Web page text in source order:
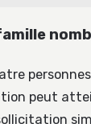
peut